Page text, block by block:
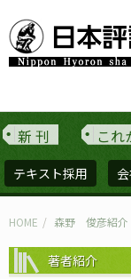
新 刊 これ
テキスト採用
HOME 森野 俊彦紹介
著者紹介